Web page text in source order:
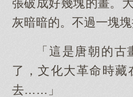
張破成好幾塊的畫。
灰暗暗的。不過一塊
「這是唐朝的
了，文化大革命時藏
去……」